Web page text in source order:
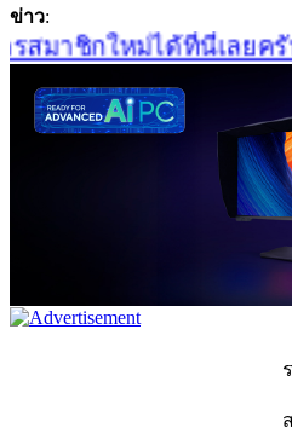
ข่าว:
าชิกใหม่ได้ที่นี่เลยครับ